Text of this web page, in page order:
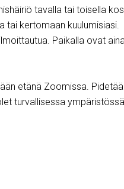
tavalla tai toisella
tai kertomaan kuulumisiasi.
Paikalla ovat
etänä Zoomissa.
turvallisessa